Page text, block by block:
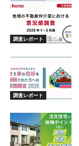
調査レポート
調査レポート